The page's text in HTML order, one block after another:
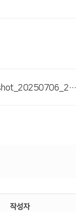
# 첨부 3.Screenshot_20250706_215219_Polaris Viewer-1.jpg
작성자